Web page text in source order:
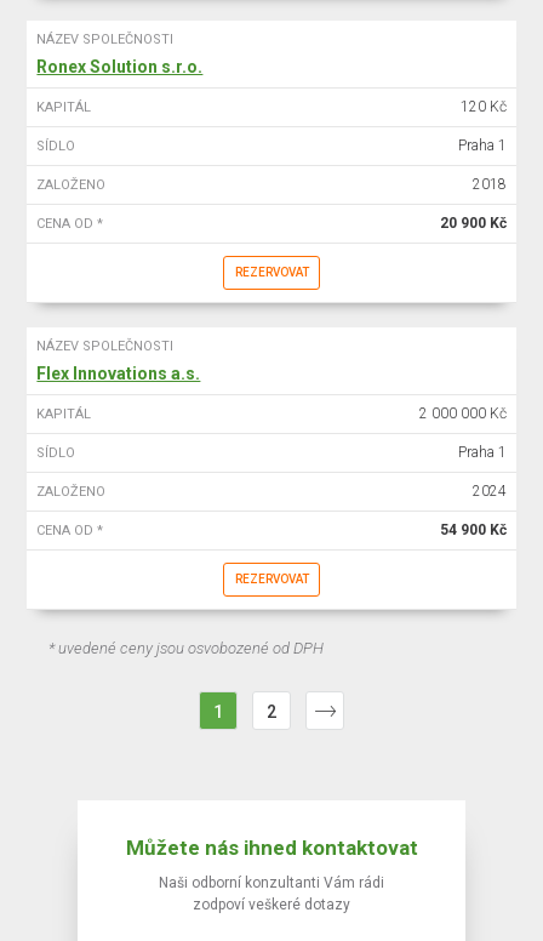
NÁZEV SPOLEČNOSTI
Ronex Solution s.r.o.
KAPITÁL 120 Kč
SÍDLO Praha 1
ZALOŽENO 2018
CENA OD * 20 900 Kč
REZERVOVAT
NÁZEV SPOLEČNOSTI
Flex Innovations a.s.
KAPITÁL 2 000 000 Kč
SÍDLO Praha 1
ZALOŽENO 2024
CENA OD * 54 900 Kč
REZERVOVAT
* uvedené ceny jsou osvobozené od DPH
1 2
Můžete nás ihned kontaktovat
Naši odborní konzultanti Vám rádi
zodpoví veškeré dotazy